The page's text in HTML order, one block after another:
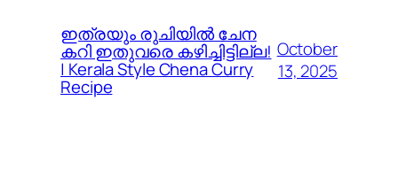
ഇത്രയും രുചിയിൽ ചേന
കറി ഇതുവരെ കഴിച്ചിട്ടില്ല!
| Kerala Style Chena Curry
Recipe
October
13, 2025